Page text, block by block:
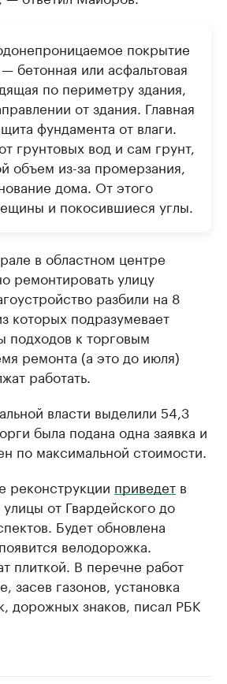
покрытие
бетонная или асфальтовая
по периметру здания,
от здания. Главная
фундамента от влаги.
грунтовых вод и сам грунт,
объем из-за промерзания,
дома. От этого
и покосившиеся углы.
в областном центре
ремонтировать улицу
разбили на 8
которых подразумевает
подходов к торговым
ремонта (а это до июля)
работать.
власти выделили 54,3
была подана одна заявка и
по максимальной стоимости.
реконструкции приведет в
от Гвардейского до
Будет обновлена
велодорожка.
плиткой. В перечне работ
засев газонов, установка
дорожных знаков, писал РБК